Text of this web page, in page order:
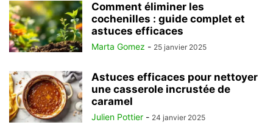
Comment éliminer les
cochenilles : guide complet et
astuces efficaces
Marta Gomez - 25 janvier 2025
Astuces efficaces pour nettoyer
une casserole incrustée de
caramel
Julien Pottier - 24 janvier 2025